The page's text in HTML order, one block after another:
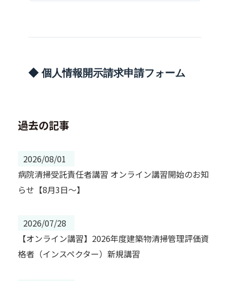
◆ 個人情報開示請求申請フォーム
過去の記事
2026/08/01
病院清掃受託責任者講習 オンライン講習開始のお知
らせ【8月3日～】
2026/07/28
【オンライン講習】2026年度建築物清掃管理評価資
格者（インスペクター）新規講習